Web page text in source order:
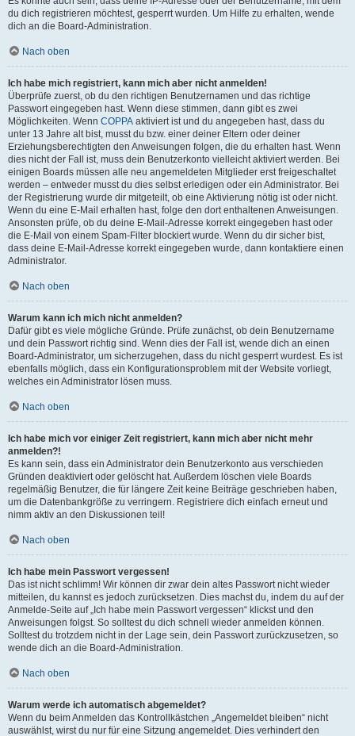
du dich registrieren möchtest, gesperrt wurden. Um Hilfe zu erhalten, wende
dich an die Board-Administration.
Nach oben
Ich habe mich registriert, kann mich aber nicht anmelden!
Überprüfe zuerst, ob du den richtigen Benutzernamen und das richtige
Passwort eingegeben hast. Wenn diese stimmen, dann gibt es zwei
Möglichkeiten. Wenn COPPA aktiviert ist und du angegeben hast, dass du
unter 13 Jahre alt bist, musst du bzw. einer deiner Eltern oder deiner
Erziehungsberechtigten den Anweisungen folgen, die du erhalten hast. Wenn
dies nicht der Fall ist, muss dein Benutzerkonto vielleicht aktiviert werden. Bei
einigen Boards müssen alle neu angemeldeten Mitglieder erst freigeschaltet
werden – entweder musst du dies selbst erledigen oder ein Administrator. Bei
der Registrierung wurde dir mitgeteilt, ob eine Aktivierung nötig ist oder nicht.
Wenn du eine E-Mail erhalten hast, folge den dort enthaltenen Anweisungen.
Ansonsten prüfe, ob du deine E-Mail-Adresse korrekt eingegeben hast oder
die E-Mail von einem Spam-Filter blockiert wurde. Wenn du dir sicher bist,
dass deine E-Mail-Adresse korrekt eingegeben wurde, dann kontaktiere einen
Administrator.
Nach oben
Warum kann ich mich nicht anmelden?
Dafür gibt es viele mögliche Gründe. Prüfe zunächst, ob dein Benutzername
und dein Passwort richtig sind. Wenn dies der Fall ist, wende dich an einen
Board-Administrator, um sicherzugehen, dass du nicht gesperrt wurdest. Es ist
ebenfalls möglich, dass ein Konfigurationsproblem mit der Website vorliegt,
welches ein Administrator lösen muss.
Nach oben
Ich habe mich vor einiger Zeit registriert, kann mich aber nicht mehr
anmelden?!
Es kann sein, dass ein Administrator dein Benutzerkonto aus verschieden
Gründen deaktiviert oder gelöscht hat. Außerdem löschen viele Boards
regelmäßig Benutzer, die für längere Zeit keine Beiträge geschrieben haben,
um die Datenbankgröße zu verringern. Registriere dich einfach erneut und
nimm aktiv an den Diskussionen teil!
Nach oben
Ich habe mein Passwort vergessen!
Das ist nicht schlimm! Wir können dir zwar dein altes Passwort nicht wieder
mitteilen, du kannst es jedoch zurücksetzen. Dies machst du, indem du auf der
Anmelde-Seite auf „Ich habe mein Passwort vergessen“ klickst und den
Anweisungen folgst. So solltest du dich schnell wieder anmelden können.
Solltest du trotzdem nicht in der Lage sein, dein Passwort zurückzusetzen, so
wende dich an die Board-Administration.
Nach oben
Warum werde ich automatisch abgemeldet?
Wenn du beim Anmelden das Kontrollkästchen „Angemeldet bleiben“ nicht
auswählst, wirst du nur für eine Sitzung angemeldet. Dies verhindert den